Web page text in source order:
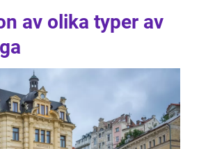
av olika typer av